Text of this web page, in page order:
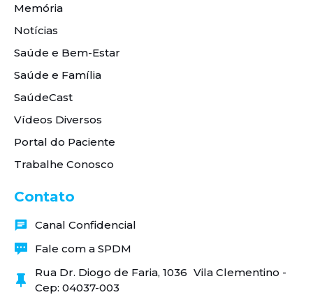
Memória
Notícias
Saúde e Bem-Estar
Saúde e Família
SaúdeCast
Vídeos Diversos
Portal do Paciente
Trabalhe Conosco
Contato
Canal Confidencial
Fale com a SPDM
Rua Dr. Diogo de Faria, 1036 Vila Clementino -
Cep: 04037-003